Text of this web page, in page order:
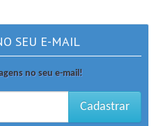
SEU E-MAIL
no seu e-mail!
Cadastrar